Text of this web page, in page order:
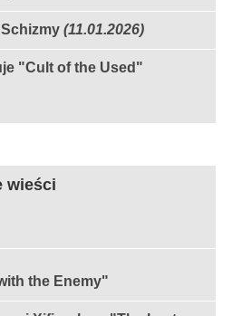
(11.01.2026)
"Cult of the Used"
wieści
the Enemy"